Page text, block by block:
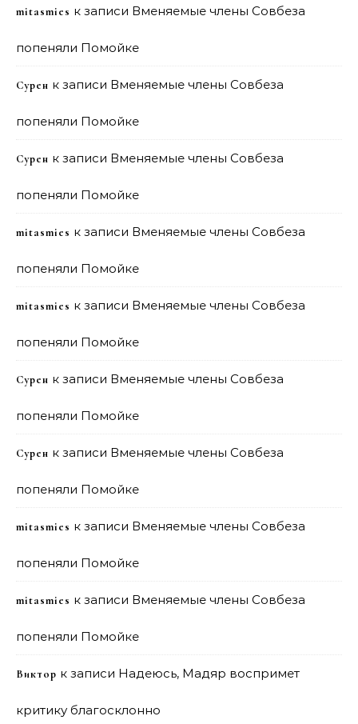
mitasmies к записи Вменяемые члены Совбеза
попеняли Помойке
Сурен к записи Вменяемые члены Совбеза
попеняли Помойке
Сурен к записи Вменяемые члены Совбеза
попеняли Помойке
mitasmies к записи Вменяемые члены Совбеза
попеняли Помойке
mitasmies к записи Вменяемые члены Совбеза
попеняли Помойке
Сурен к записи Вменяемые члены Совбеза
попеняли Помойке
Сурен к записи Вменяемые члены Совбеза
попеняли Помойке
mitasmies к записи Вменяемые члены Совбеза
попеняли Помойке
mitasmies к записи Вменяемые члены Совбеза
попеняли Помойке
Виктор к записи Надеюсь, Мадяр воспримет
критику благосклонно